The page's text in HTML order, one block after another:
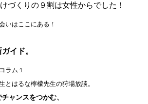
づくりの９割は女性からでした！
いはここにある！
イド。
ラム１
とはるな檸檬先生の狩場放談。
ャンスをつかむ、